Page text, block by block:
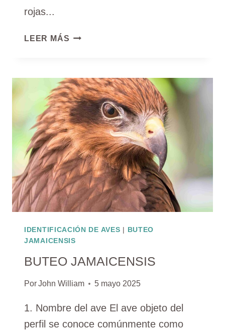
rojas...
LEER MÁS AVE
IDENTIFICACIÓN DE AVES | BUTEO
JAMAICENSIS
BUTEO JAMAICENSIS
PorJohn William 5 mayo 2025
1. Nombre del ave El ave objeto del
perfil se conoce comúnmente como